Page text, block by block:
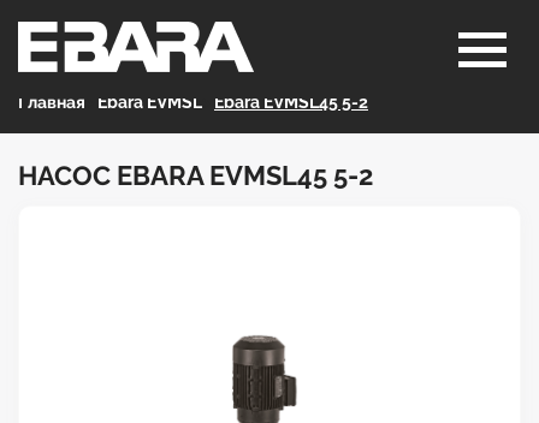
Главная Ebara EVMSL Ebara EVMSL45 5-2
НАСОС EBARA EVMSL45 5-2